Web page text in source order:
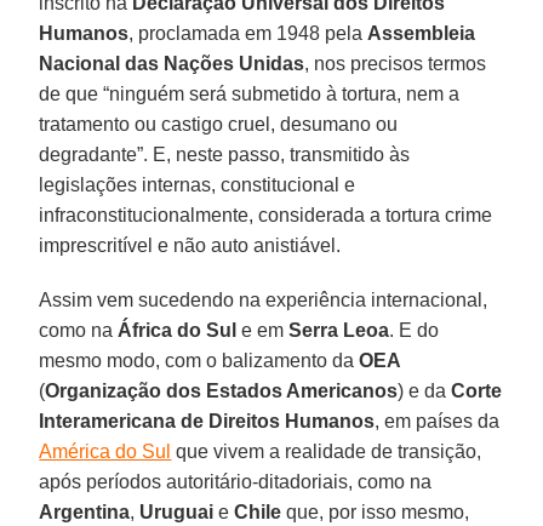
Humanos, proclamada em 1948 pela Assembleia
Nacional das Nações Unidas, nos precisos termos
de que “ninguém será submetido à tortura, nem a
tratamento ou castigo cruel, desumano ou
degradante”. E, neste passo, transmitido às
legislações internas, constitucional e
infraconstitucionalmente, considerada a tortura crime
imprescritível e não auto anistiável.
Assim vem sucedendo na experiência internacional,
como na África do Sul e emSerra Leoa. E do
mesmo modo, com o balizamento daOEA
(Organização dos Estados Americanos) e da Corte
Interamericana de Direitos Humanos, em países da
América do Sul que vivem a realidade de transição,
após períodos autoritário-ditadoriais, como na
Argentina, Uruguai eChile que, por isso mesmo,